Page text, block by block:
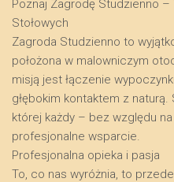
Poznaj Zagrodę Studzienno
Stołowych
​Zagroda Studzienno to
położona w malowniczym
misją jest łączenie
głębokim kontaktem z
której każdy – bez względu
profesjonalne wsparcie.
​Profesjonalna opieka i pasja
​To, co nas wyróżnia, to